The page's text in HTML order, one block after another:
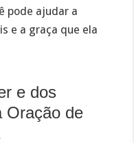
pode ajudar a
e a graça que ela
e dos
Oração de